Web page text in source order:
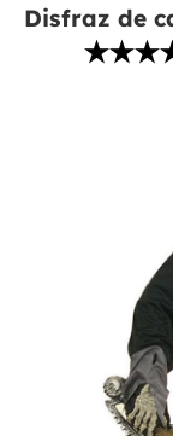
Disfraz de